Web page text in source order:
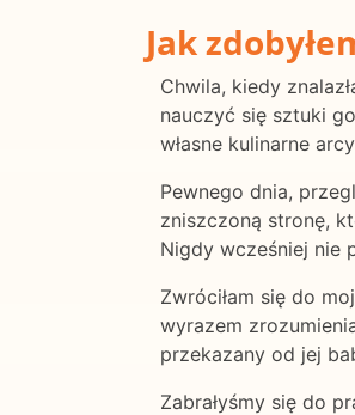
Jak
Chwila, kiedy
nauczyć się sztuki
własne kulinarne
Pewnego dnia,
zniszczoną stronę,
Nigdy wcześniej nie
Zwróciłam się do
wyrazem
przekazany od jej
Zabrałyśmy się do